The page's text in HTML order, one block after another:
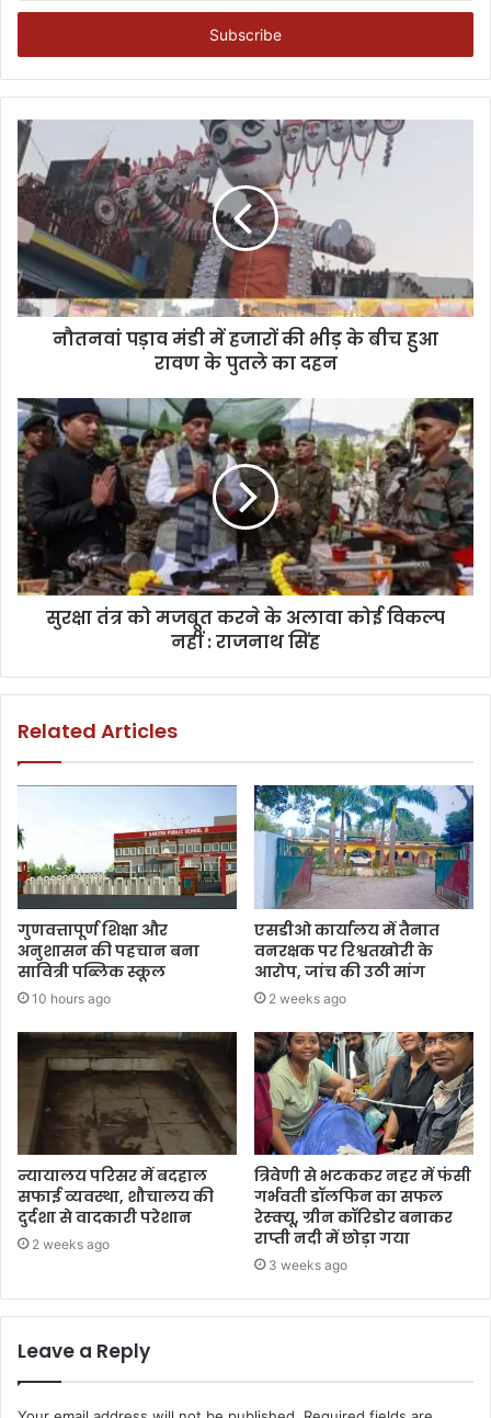
Email
नौतनवां पड़ाव मंडी में हजारों की भीड़ के बीच हुआ
रावण के पुतले का दहन
सुरक्षा तंत्र को मजबूत करने के अलावा कोई विकल्प
नहीं : राजनाथ सिंह
Related Articles
गुणवत्तापूर्ण शिक्षा और
अनुशासन की पहचान बना
सावित्री पब्लिक स्कूल
10 hours ago
एसडीओ कार्यालय में तैनात
वनरक्षक पर रिश्वतखोरी के
आरोप, जांच की उठी मांग
2 weeks ago
न्यायालय परिसर में बदहाल
सफाई व्यवस्था, शौचालय की
दुर्दशा से वादकारी परेशान
2 weeks ago
त्रिवेणी से भटककर नहर में फंसी
गर्भवती डॉलफिन का सफल
रेस्क्यू, ग्रीन कॉरिडोर बनाकर
राप्ती नदी में छोड़ा गया
3 weeks ago
Leave a Reply